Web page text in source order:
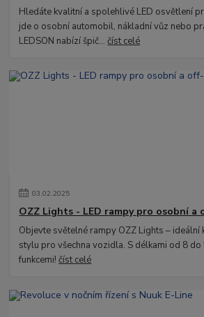
Hledáte kvalitní a spolehlivé LED osvětlení
jde o osobní automobil, nákladní vůz nebo
LEDSON nabízí špič...číst celé
03.02.2025
OZZ Lights - LED rampy pro osobní a
Objevte světelné rampy OZZ Lights – ideální
stylu pro všechna vozidla. S délkami od 8 do
funkcemi!číst celé